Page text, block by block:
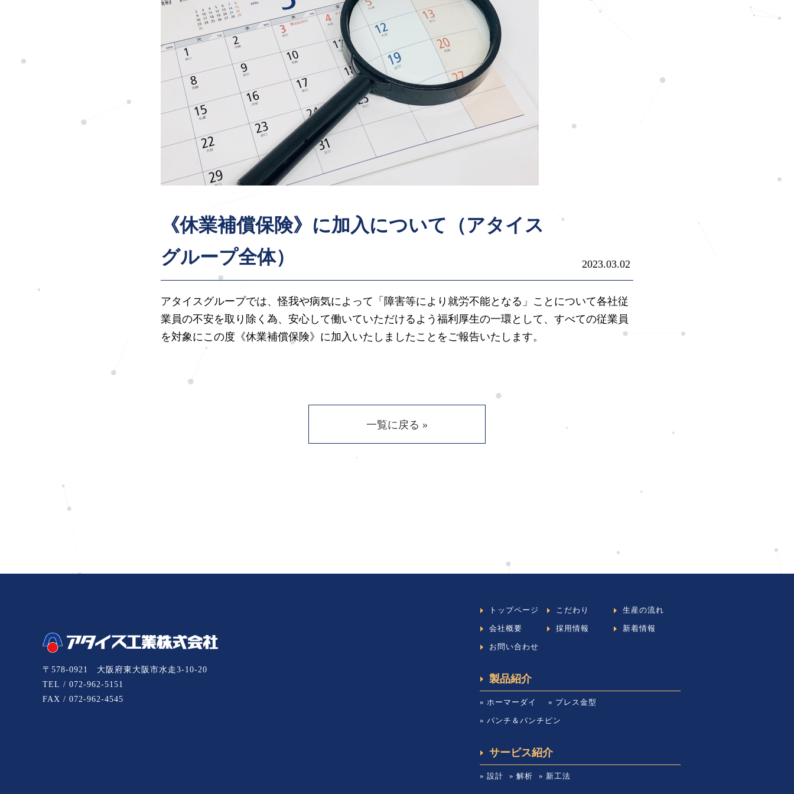
《休業補償保険》に加入について（アタイス
グループ全体）
2023.03.02
アタイスグループでは、怪我や病気によって「障害等により就労不能となる」ことについて各社従
業員の不安を取り除く為、安心して働いていただけるよう福利厚生の一環として、すべての従業員
を対象にこの度《休業補償保険》に加入いたしましたことをご報告いたします。
一覧に戻る »
〒578-0921 大阪府東大阪市水走3-10-20
TEL / 072-962-5151
FAX / 072-962-4545
トップページ こだわり 生産の流れ
会社概要 採用情報 新着情報
お問い合わせ
製品紹介
» ホーマーダイ » プレス金型
» パンチ＆パンチピン
サービス紹介
» 設計 » 解析 » 新工法